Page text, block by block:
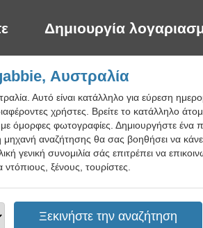
Δημιουργία
Αυστραλία
Αυτό είναι κατάλληλο για εύρεση
χρήστες. Βρείτε το κατάλληλο
με όμορφες φωτογραφίες. Δημιουργήστε
μηχανή αναζήτησης θα σας βοηθήσει να
γενική συνομιλία σάς επιτρέπει να
ξένους, τουρίστες.